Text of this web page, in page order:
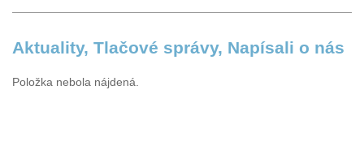
Aktuality, Tlačové správy, Napísali o nás
Položka nebola nájdená.